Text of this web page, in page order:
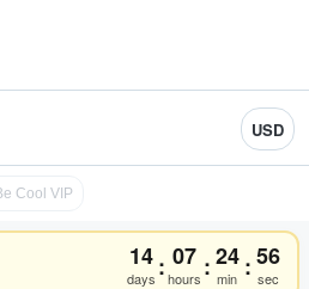
USD
Cool VIP
14
days : 07
hours :24
min :56
sec